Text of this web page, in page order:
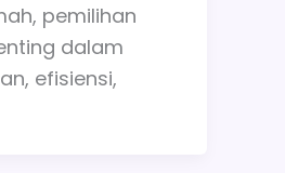
pemilihan
dalam
efisiensi,